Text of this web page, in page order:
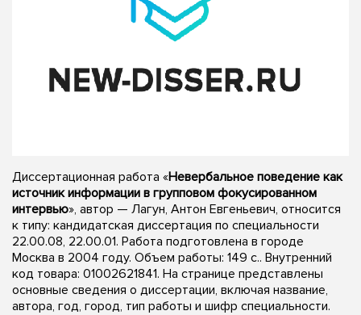
Диссертационная работа «Невербальное поведение как
источник информации в групповом фокусированном
интервью», автор — Лагун, Антон Евгеньевич, относится
к типу: кандидатская диссертация по специальности
22.00.08, 22.00.01. Работа подготовлена в городе
Москва в 2004 году. Объем работы: 149 с.. Внутренний
код товара: 01002621841. На странице представлены
основные сведения о диссертации, включая название,
автора, год, город, тип работы и шифр специальности.